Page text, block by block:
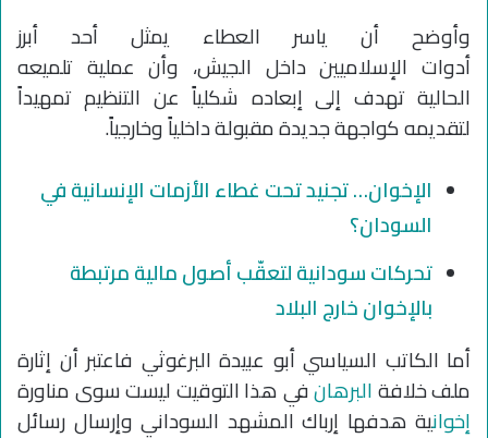
وأوضح أن ياسر العطاء يمثل أحد أبرز
أدوات الإسلاميين داخل الجيش، وأن عملية تلميعه
الحالية تهدف إلى إبعاده شكلياً عن التنظيم تمهيداً
لتقديمه كواجهة جديدة مقبولة داخلياً وخارجياً.
الإخوان… تجنيد تحت غطاء الأزمات الإنسانية في
السودان؟
تحركات سودانية لتعقّب أصول مالية مرتبطة
بالإخوان خارج البلاد
أما الكاتب السياسي أبو عبيدة البرغوثي فاعتبر أن إثارة
ملف خلافةالبرهانفي هذا التوقيت ليست سوى مناورة
إخوانية هدفها إرباك المشهد السوداني وإرسال رسائل